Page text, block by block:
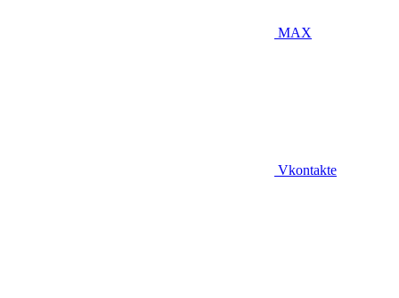
MAX
Vkontakte